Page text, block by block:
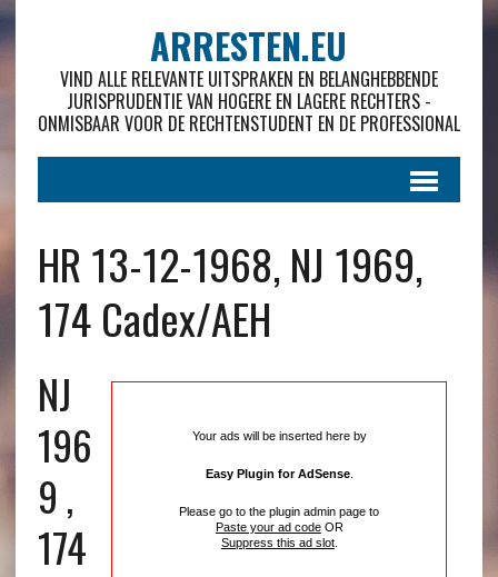
ARRESTEN.EU
VIND ALLE RELEVANTE UITSPRAKEN EN BELANGHEBBENDE
JURISPRUDENTIE VAN HOGERE EN LAGERE RECHTERS -
ONMISBAAR VOOR DE RECHTENSTUDENT EN DE PROFESSIONAL
HR 13-12-1968, NJ 1969,
174 Cadex/AEH
Your ads will be inserted here by
Easy Plugin for AdSense.
Please go to the plugin admin page to
Paste your ad codeOR
Suppress this ad slot.
NJ
196
9 ,
174